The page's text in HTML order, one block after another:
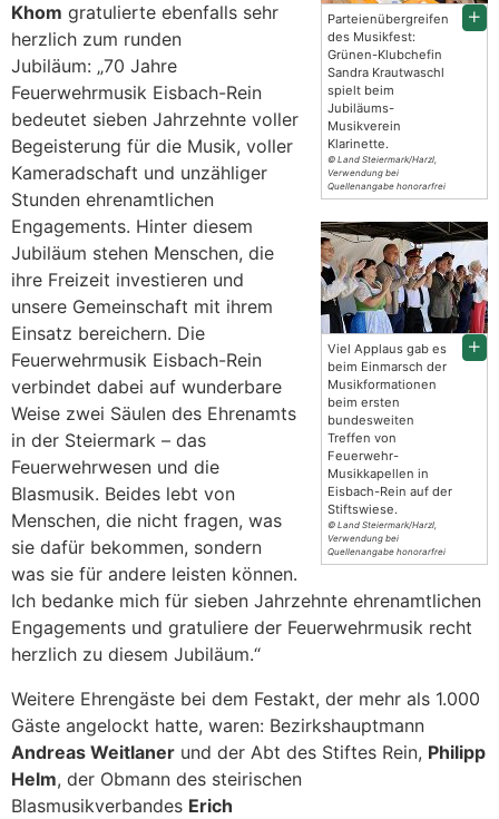
Parteienübergreifen
des Musikfest:
Grünen-Klubchefin
Sandra Krautwaschl
spielt beim
Jubiläums-
Musikverein
Klarinette.
© Land Steiermark/Harzl,
Verwendung bei
Quellenangabe honorarfrei
Viel Applaus gab es
beim Einmarsch der
Musikformationen
beim ersten
bundesweiten
Treffen von
Feuerwehr-
Musikkapellen in
Eisbach-Rein auf der
Stiftswiese.
© Land Steiermark/Harzl,
Verwendung bei
Quellenangabe honorarfrei
Khom gratulierte ebenfalls sehr
herzlich zum runden
Jubiläum: „70 Jahre
Feuerwehrmusik Eisbach-Rein
bedeutet sieben Jahrzehnte voller
Begeisterung für die Musik, voller
Kameradschaft und unzähliger
Stunden ehrenamtlichen
Engagements. Hinter diesem
Jubiläum stehen Menschen, die
ihre Freizeit investieren und
unsere Gemeinschaft mit ihrem
Einsatz bereichern. Die
Feuerwehrmusik Eisbach-Rein
verbindet dabei auf wunderbare
Weise zwei Säulen des Ehrenamts
in der Steiermark – das
Feuerwehrwesen und die
Blasmusik. Beides lebt von
Menschen, die nicht fragen, was
sie dafür bekommen, sondern
was sie für andere leisten können.
Ich bedanke mich für sieben Jahrzehnte ehrenamtlichen
Engagements und gratuliere der Feuerwehrmusik recht
herzlich zu diesem Jubiläum.“
Weitere Ehrengäste bei dem Festakt, der mehr als 1.000
Gäste angelockt hatte, waren: Bezirkshauptmann
Andreas Weitlaner und der Abt des Stiftes Rein, Philipp
Helm, der Obmann des steirischen
Blasmusikverbandes Erich